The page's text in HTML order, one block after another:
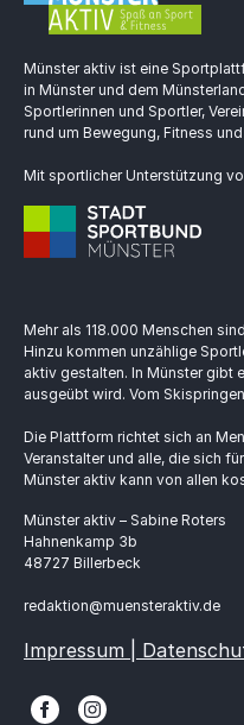
Münster aktiv ist eine
in Münster und dem
Sportlerinnen und Sportler,
rund um Bewegung, Fitness
Mit sportlicher Unterstützung
Mehr als 118.000 Menschen
Hinzu kommen unzählige
aktiv gestalten. In Münster gibt
ausgeübt wird. Vom
Die Plattform richtet sich an
Veranstalter und alle, die sich
Münster aktiv kann von allen
Münster aktiv – Sabine Roters
Hahnenkamp 3b
48727 Billerbeck
redaktion@muensteraktiv.de
Impressum |